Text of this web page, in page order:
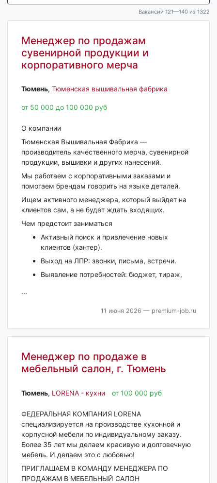
Вакансии 121—140 из 1322
Менеджер по продажам
сувенирной продукции и
корпоративного мерча
Тюмень‎, Тюменская вышивальная фабрика
от 50 000 до 100 000 руб
О компании
Тюменская Вышивальная Фабрика —
производитель качественного мерча, сувенирной
продукции, вышивки и других нанесений.
Мы работаем с корпоративными заказами и
помогаем брендам говорить на языке деталей.
Ищем активного менеджера, который выйдет на
клиентов сам, а не будет ждать входящих.
Чем предстоит заниматься
Активный поиск и привлечение новых
клиентов (хантер).
Выход на ЛПР: звонки, письма, встречи.
Выявление потребностей: бюджет, тираж,
...
11 июня 2026 — premium-job.ru
Менеджер по продаже в
мебельный салон, г. Тюмень
Тюмень‎, LORENA - кухни от 100 000 руб
ФЕДЕРАЛЬНАЯ КОМПАНИЯ LORENA
специализируется на производстве кухонной и
корпусной мебели по индивидуальному заказу.
Более 35 лет мы делаем красивую и долговечную
мебель. И делаем это с любовью!
ПРИГЛАШАЕМ В КОМАНДУ МЕНЕДЖЕРА ПО
ПРОДАЖАМ В МЕБЕЛЬНЫЙ САЛОН